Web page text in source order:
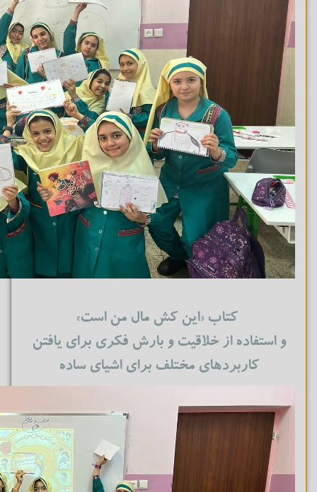
کتاب «این کش مال من است»
و استفاده از خلاقیت و بارش فکری برای یافتن
کاربردهای مختلف برای اشیای ساده